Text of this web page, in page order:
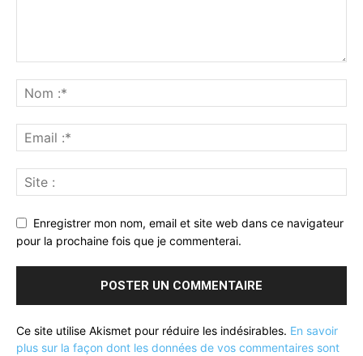
Enregistrer mon nom, email et site web dans ce navigateur
pour la prochaine fois que je commenterai.
Ce site utilise Akismet pour réduire les indésirables. En savoir
plus sur la façon dont les données de vos commentaires sont